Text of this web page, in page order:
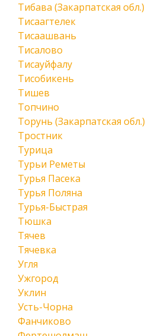
Тибава (Закарпатская обл.)
Тисаагтелек
Тисаашвань
Тисалово
Тисауйфалу
Тисобикень
Тишев
Топчино
Торунь (Закарпатская обл.)
Тростник
Турица
Турьи Реметы
Турья Пасека
Турья Поляна
Турья-Быстрая
Тюшка
Тячев
Тячевка
Угля
Ужгород
Уклин
Усть-Чорна
Фанчиково